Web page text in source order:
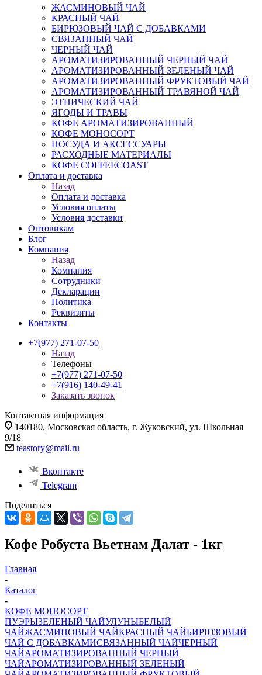
ЖАСМИНОВЫЙ ЧАЙ
КРАСНЫЙ ЧАЙ
БИРЮЗОВЫЙ ЧАЙ С ДОБАВКАМИ
СВЯЗАННЫЙ ЧАЙ
ЧЕРНЫЙ ЧАЙ
АРОМАТИЗИРОВАННЫЙ ЧЕРНЫЙ ЧАЙ
АРОМАТИЗИРОВАННЫЙ ЗЕЛЕНЫЙ ЧАЙ
АРОМАТИЗИРОВАННЫЙ ФРУКТОВЫЙ ЧАЙ
АРОМАТИЗИРОВАННЫЙ ТРАВЯНОЙ ЧАЙ
ЭТНИЧЕСКИЙ ЧАЙ
ЯГОДЫ И ТРАВЫ
КОФЕ АРОМАТИЗИРОВАННЫЙ
КОФЕ МОНОСОРТ
ПОСУДА И АКСЕССУАРЫ
РАСХОДНЫЕ МАТЕРИАЛЫ
КОФЕ COFFEECOAST
Оплата и доставка
Назад
Оплата и доставка
Условия оплаты
Условия доставки
Оптовикам
Блог
Компания
Назад
Компания
Сотрудники
Декларации
Политика
Реквизиты
Контакты
+7(977) 271-07-50
Назад
Телефоны
+7(977) 271-07-50
+7(916) 140-49-41
Заказать звонок
Контактная информация
140180, Московская область, г. Жуковский, ул. Школьная
9/18
teastory@mail.ru
Вконтакте
Telegram
Поделиться
Кофе Робуста Вьетнам Далат - 1кг
Главная
-
Каталог
-
КОФЕ МОНОСОРТ
ПУЭРЫЗЕЛЕНЫЙ ЧАЙУЛУНЫБЕЛЫЙ
ЧАЙЖАСМИНОВЫЙ ЧАЙКРАСНЫЙ ЧАЙБИРЮЗОВЫЙ
ЧАЙ С ДОБАВКАМИСВЯЗАННЫЙ ЧАЙЧЕРНЫЙ
ЧАЙАРОМАТИЗИРОВАННЫЙ ЧЕРНЫЙ
ЧАЙАРОМАТИЗИРОВАННЫЙ ЗЕЛЕНЫЙ